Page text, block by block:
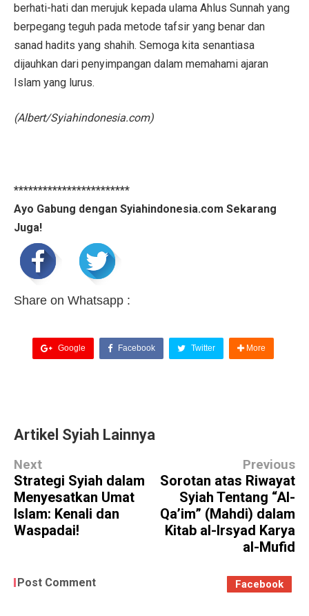
berhati-hati dan merujuk kepada ulama Ahlus Sunnah yang
berpegang teguh pada metode tafsir yang benar dan
sanad hadits yang shahih. Semoga kita senantiasa
dijauhkan dari penyimpangan dalam memahami ajaran
Islam yang lurus.
(Albert/Syiahindonesia.com)
************************
Ayo Gabung dengan Syiahindonesia.com Sekarang
Juga!
Share on Whatsapp :
Google Facebook Twitter More
Artikel Syiah Lainnya
Next
Strategi Syiah dalam
Menyesatkan Umat
Islam: Kenali dan
Waspadai!
Previous
Sorotan atas Riwayat
Syiah Tentang “Al-
Qa’im” (Mahdi) dalam
Kitab al-Irsyad Karya
al-Mufid
Post Comment Facebook